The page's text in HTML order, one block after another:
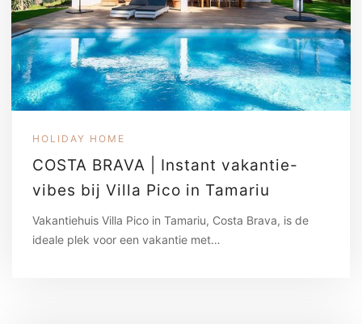
HOLIDAY HOME
COSTA BRAVA | Instant vakantie-
vibes bij Villa Pico in Tamariu
Vakantiehuis Villa Pico in Tamariu, Costa Brava, is de
ideale plek voor een vakantie met…